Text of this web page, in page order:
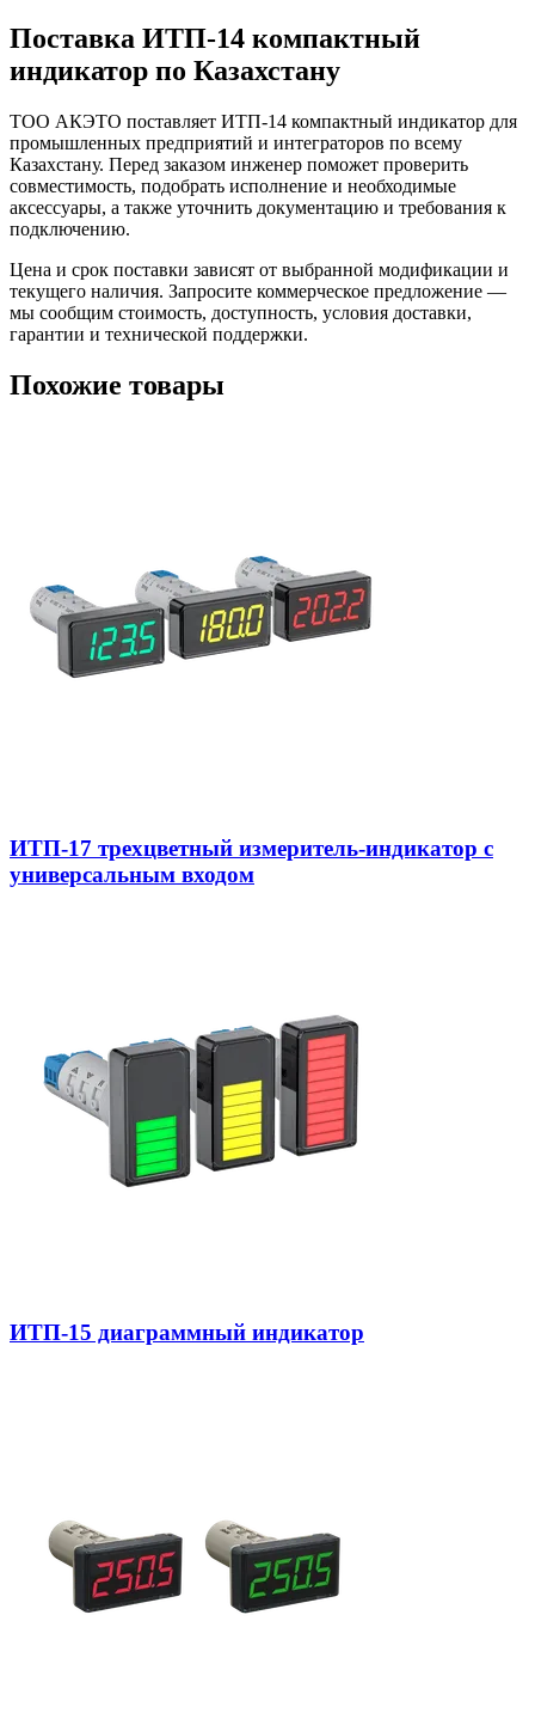
Поставка ИТП-14 компактный
индикатор по Казахстану
ТОО АКЭТО поставляет ИТП-14 компактный индикатор для
промышленных предприятий и интеграторов по всему
Казахстану. Перед заказом инженер поможет проверить
совместимость, подобрать исполнение и необходимые
аксессуары, а также уточнить документацию и требования к
подключению.
Цена и срок поставки зависят от выбранной модификации и
текущего наличия. Запросите коммерческое предложение —
мы сообщим стоимость, доступность, условия доставки,
гарантии и технической поддержки.
Похожие товары
ИТП-17 трехцветный измеритель-индикатор с
универсальным входом
ИТП-15 диаграммный индикатор